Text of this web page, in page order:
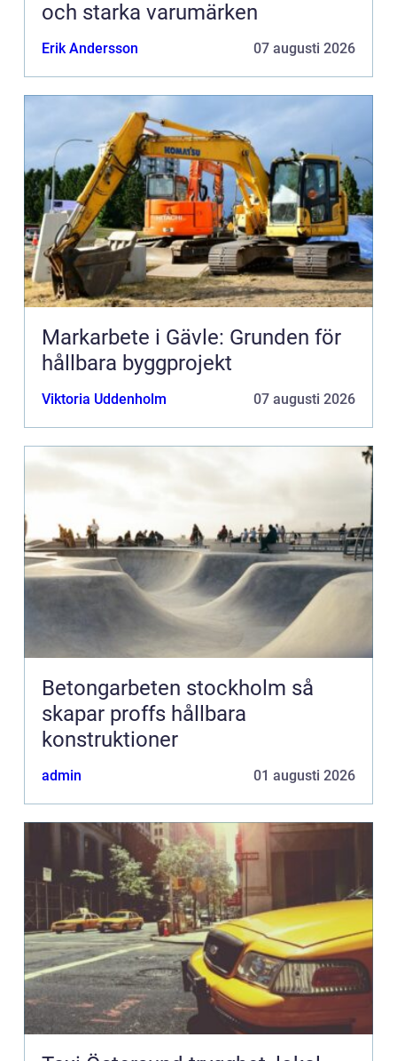
och starka varumärken
Erik Andersson 07 augusti 2026
Markarbete i Gävle: Grunden för
hållbara byggprojekt
Viktoria Uddenholm 07 augusti 2026
Betongarbeten stockholm så
skapar proffs hållbara
konstruktioner
admin 01 augusti 2026